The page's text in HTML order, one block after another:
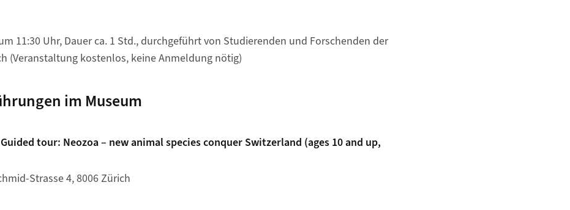
11:30 Uhr, Dauer ca. 1 Std., durchgeführt von Studierenden und Forschenden der
(Veranstaltung kostenlos, keine Anmeldung nötig)
im Museum
tour: Neozoa – new animal species conquer Switzerland (ages 10 and up,
Strasse 4, 8006 Zürich
11:30: Guided tour: Neozoa – new animal species conquer Switzerland (ages 10 and up, in English)